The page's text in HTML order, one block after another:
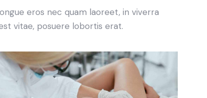
eros nec quam laoreet, in viverra
vitae, posuere lobortis erat.